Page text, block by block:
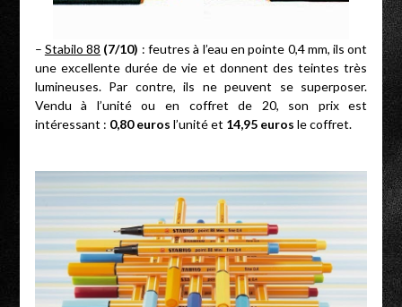
– Stabilo 88 (7/10) : feutres à l’eau en pointe 0,4 mm, ils ont
une excellente durée de vie et donnent des teintes très
lumineuses. Par contre, ils ne peuvent se superposer.
Vendu à l’unité ou en coffret de 20, son prix est
intéressant : 0,80 euros l’unité et 14,95 euros le coffret.